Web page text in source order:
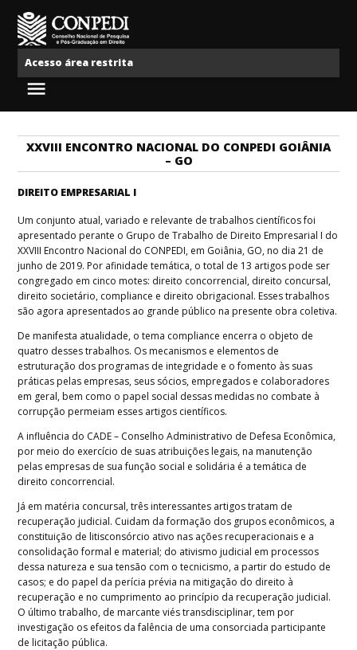
Ir para o conteúdo
Acesso área restrita
XXVIII ENCONTRO NACIONAL DO CONPEDI GOIÂNIA
– GO
DIREITO EMPRESARIAL I
Um conjunto atual, variado e relevante de trabalhos científicos foi
apresentado perante o Grupo de Trabalho de Direito Empresarial I do
XXVIII Encontro Nacional do CONPEDI, em Goiânia, GO, no dia 21 de
junho de 2019. Por afinidade temática, o total de 13 artigos pode ser
congregado em cinco motes: direito concorrencial, direito concursal,
direito societário, compliance e direito obrigacional. Esses trabalhos
são agora apresentados ao grande público na presente obra coletiva.
De manifesta atualidade, o tema compliance encerra o objeto de
quatro desses trabalhos. Os mecanismos e elementos de
estruturação dos programas de integridade e o fomento às suas
práticas pelas empresas, seus sócios, empregados e colaboradores
em geral, bem como o papel social dessas medidas no combate à
corrupção permeiam esses artigos científicos.
A influência do CADE – Conselho Administrativo de Defesa Econômica,
por meio do exercício de suas atribuições legais, na manutenção
pelas empresas de sua função social e solidária é a temática de
direito concorrencial.
Já em matéria concursal, três interessantes artigos tratam de
recuperação judicial. Cuidam da formação dos grupos econômicos, a
constituição de litisconsórcio ativo nas ações recuperacionais e a
consolidação formal e material; do ativismo judicial em processos
dessa natureza e sua tensão com o tecnicismo, a partir do estudo de
casos; e do papel da perícia prévia na mitigação do direito à
recuperação e no cumprimento ao princípio da recuperação judicial.
O último trabalho, de marcante viés transdisciplinar, tem por
investigação os efeitos da falência de uma consorciada participante
de licitação pública.